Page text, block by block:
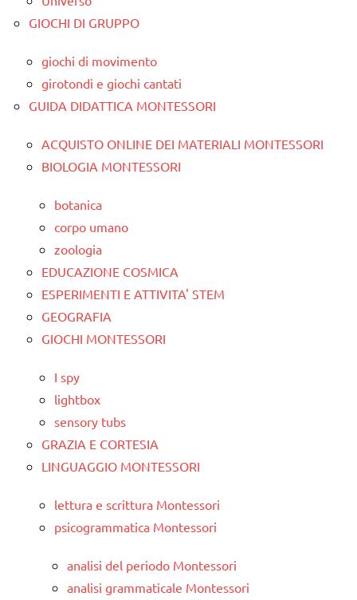
GIOCHI DI GRUPPO
giochi di movimento
girotondi e giochi cantati
GUIDA DIDATTICA MONTESSORI
ACQUISTO ONLINE DEI MATERIALI MONTESSORI
BIOLOGIA MONTESSORI
botanica
corpo umano
zoologia
EDUCAZIONE COSMICA
ESPERIMENTI E ATTIVITA' STEM
GEOGRAFIA
GIOCHI MONTESSORI
I spy
lightbox
sensory tubs
GRAZIA E CORTESIA
LINGUAGGIO MONTESSORI
lettura e scrittura Montessori
psicogrammatica Montessori
analisi del periodo Montessori
analisi grammaticale Montessori